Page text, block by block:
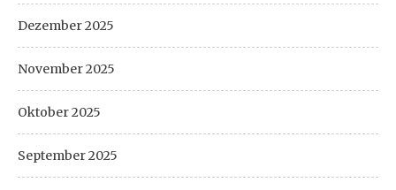
Dezember 2025
November 2025
Oktober 2025
September 2025